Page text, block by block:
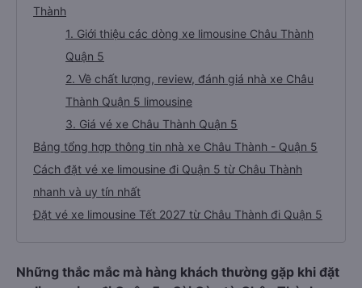
Thành
1. Giới thiệu các dòng xe limousine Châu Thành
Quận 5
2. Về chất lượng, review, đánh giá nhà xe Châu
Thành Quận 5 limousine
3. Giá vé xe Châu Thành Quận 5
Bảng tổng hợp thông tin nhà xe Châu Thành - Quận 5
Cách đặt vé xe limousine đi Quận 5 từ Châu Thành
nhanh và uy tín nhất
Đặt vé xe limousine Tết 2027 từ Châu Thành đi Quận 5
Những thắc mắc mà hàng khách thường gặp khi đặt